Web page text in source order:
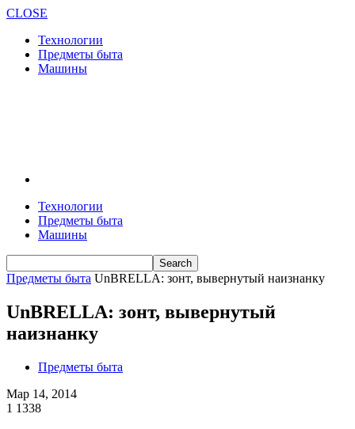
CLOSE
Технологии
Предметы быта
Машины
Технологии
Предметы быта
Машины
Предметы быта UnBRELLA: зонт, вывернутый наизнанку
UnBRELLA: зонт, вывернутый
наизнанку
Предметы быта
Мар 14, 2014
1 1338